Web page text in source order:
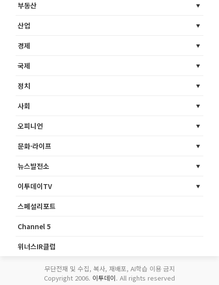
부동산
산업
경제
국제
정치
사회
오피니언
문화·라이프
뉴스발전소
이투데이TV
스페셜리포트
Channel 5
위너스IR클럽
무단전재 및 수집, 복사, 재배포, AI학습 이용 금지
Copyright 2006. 이투데이. All rights reserved